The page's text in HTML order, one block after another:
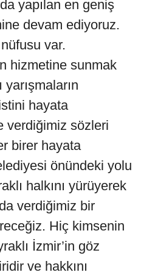
yapılan en geniş
devam ediyoruz.
nüfusu var.
hizmetine sunmak
hayata
verdiğimiz sözleri
birer hayata
önündeki yolu
halkını yürüyerek
verdiğimiz bir
Hiç kimsenin
İzmir’in göz
ve hakkını